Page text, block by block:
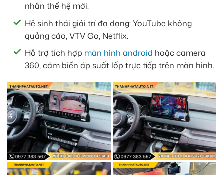
nhân thế hệ mới.
Hệ sinh thái giải trí đa dạng: YouTube không
quảng cáo, VTV Go, Netflix.
Hỗ trợ tích hợp màn hình android hoặc camera
360, cảm biến áp suất lốp trực tiếp trên màn hình.